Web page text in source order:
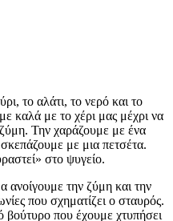
το αλάτι, το νερό και το
καλά με το χέρι μας μέχρι να
ζύμη. Την χαράζουμε με ένα
με μια πετσέτα.
στο ψυγείο.
ανοίγουμε την ζύμη και την
που σχηματίζει ο σταυρός.
βούτυρο που έχουμε χτυπήσει